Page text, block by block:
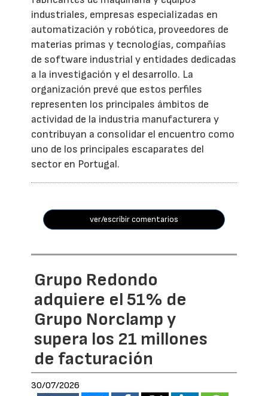
industriales, empresas especializadas en
automatización y robótica, proveedores de
materias primas y tecnologías, compañías
de software industrial y entidades dedicadas
a la investigación y el desarrollo. La
organización prevé que estos perfiles
representen los principales ámbitos de
actividad de la industria manufacturera y
contribuyan a consolidar el encuentro como
uno de los principales escaparates del
sector en Portugal.
ver/escribir comentarios
Grupo Redondo
adquiere el 51% de
Grupo Norclamp y
supera los 21 millones
de facturación
30/07/2026